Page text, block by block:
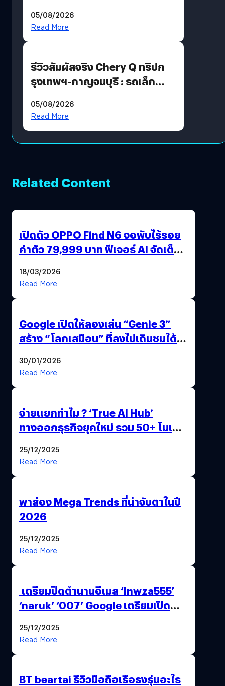
05/08/2026
Read More
รีวิวสัมผัสจริง Chery Q ทริปก
รุงเทพฯ-กาญจนบุรี : รถเล็ก
ฟังก์ชันเกินตัว
05/08/2026
Read More
Related Content
เปิดตัว OPPO Find N6 จอพับไร้รอย
ค่าตัว 79,999 บาท ฟีเจอร์ AI จัดเต็ม
18/03/2026
Read More
Google เปิดให้ลองเล่น “Genie 3”
สร้าง “โลกเสมือน” ที่ลงไปเดินชมได้
30/01/2026
Read More
จ่ายแยกทำไม ? ‘True AI Hub’
ทางออกธุรกิจยุคใหม่ รวม 50+ โมเดล
25/12/2025
Read More
พาส่อง Mega Trends ที่น่าจับตาในปี
2026
25/12/2025
Read More
เตรียมปิดตำนานอีเมล ‘lnwza555’
‘naruk’ ‘007’ Google เตรียมเปิด
25/12/2025
Read More
BT beartai รีวิวมือถือเรือธงรุ่นอะไร